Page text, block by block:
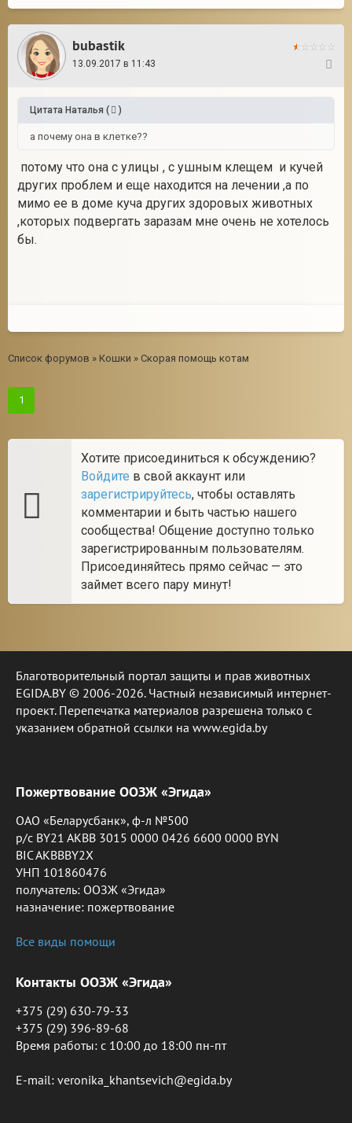
bubastik
13.09.2017 в 11:43
Цитата Наталья ( )
а почему она в клетке??
потому что она с улицы , с ушным клещем и кучей
других проблем и еще находится на лечении ,а по
мимо ее в доме куча других здоровых животных
,которых подвергать заразам мне очень не хотелось
бы.
Список форумов » Кошки » Скорая помощь котам
1
Хотите присоединиться к обсуждению?
Войдите в свой аккаунт или
зарегистрируйтесь, чтобы оставлять
комментарии и быть частью нашего
сообщества! Общение доступно только
зарегистрированным пользователям.
Присоединяйтесь прямо сейчас — это
займет всего пару минут!
Благотворительный портал защиты и прав животных
EGIDA.BY © 2006-2026. Частный независимый интернет-
проект. Перепечатка материалов разрешена только с
указанием обратной ссылки на www.egida.by
Пожертвование ООЗЖ «Эгида»
ОАО «Беларусбанк», ф-л №500
р/с BY21 AKBB 3015 0000 0426 6600 0000 BYN
BIC AKBBBY2X
УНП 101860476
получатель: ООЗЖ «Эгида»
назначение: пожертвование
Все виды помощи
Контакты ООЗЖ «Эгида»
+375 (29) 630-79-33
+375 (29) 396-89-68
Время работы: c 10:00 до 18:00 пн-пт
E-mail: veronika_khantsevich@egida.by